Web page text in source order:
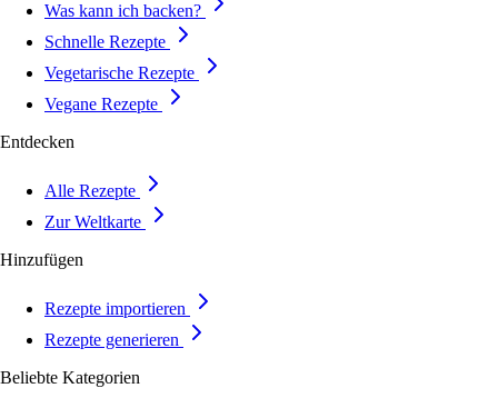
Was kann ich backen?
Schnelle Rezepte
Vegetarische Rezepte
Vegane Rezepte
Entdecken
Alle Rezepte
Zur Weltkarte
Hinzufügen
Rezepte importieren
Rezepte generieren
Beliebte Kategorien